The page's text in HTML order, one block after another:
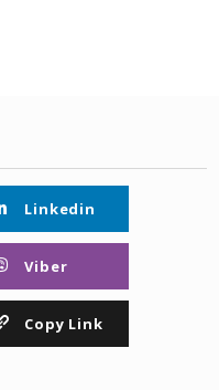
Linkedin
Viber
Copy Link